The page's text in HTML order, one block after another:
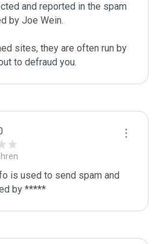
and reported in the spam
by Joe Wein.
sites, they are often run by
to defraud you.
is used to send spam and
by *****